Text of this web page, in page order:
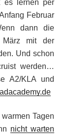
es lernen per
Februar
dann die
März mit der
Und schon
werden…
A2/KLA und
Tagen
nicht warten